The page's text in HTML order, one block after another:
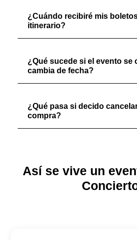
¿Cuándo recibiré mis
itinerario?
¿Qué sucede si el evento se
cambia de fecha?
¿Qué pasa si decido
compra?
Así se vive un